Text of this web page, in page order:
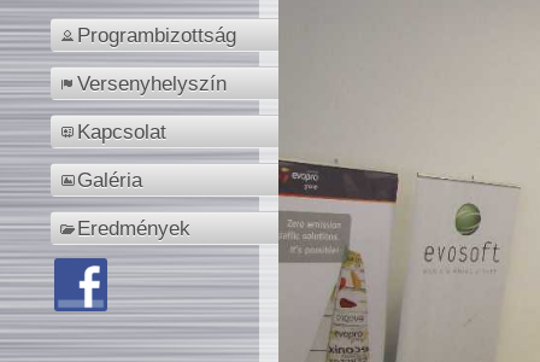
Programbizottság
Versenyhelyszín
Kapcsolat
Galéria
Eredmények